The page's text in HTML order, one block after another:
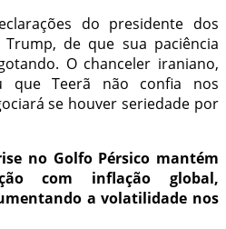
do presidente dos
de que sua paciência
O chanceler iraniano,
que Teerã não confia nos
se houver seriedade por
no Golfo Pérsico mantém
com inflação global,
a volatilidade nos